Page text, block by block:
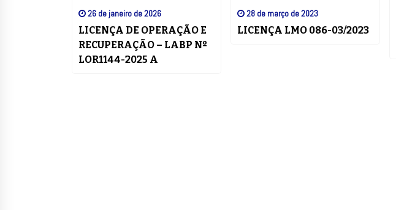
26 de janeiro de 2026
LICENÇA DE OPERAÇÃO E
RECUPERAÇÃO – LABP Nº
LOR1144-2025 A
28 de março de 2023
LICENÇA LMO 086-03/2023